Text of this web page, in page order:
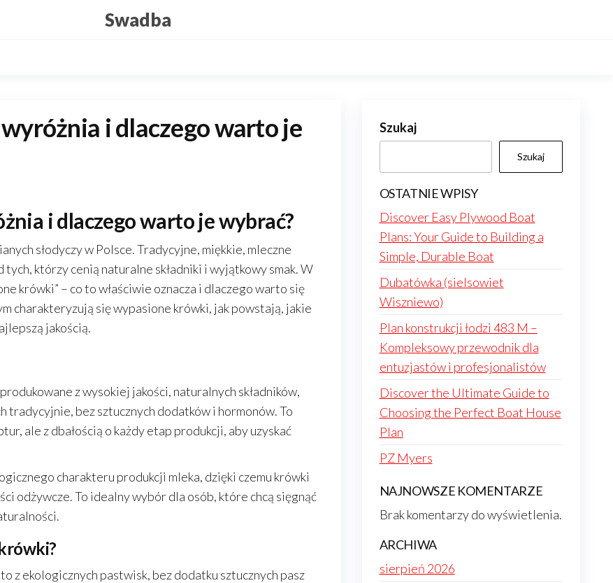
Swadba
i dlaczego warto je
i dlaczego warto je wybrać?
słodyczy w Polsce. Tradycyjne, miękkie, mleczne
którzy cenią naturalne składniki i wyjątkowy smak. W
krówki” – co to właściwie oznacza i dlaczego warto się
charakteryzują się wypasione krówki, jak powstają, jakie
jakością.
z wysokiej jakości, naturalnych składników,
tradycyjnie, bez sztucznych dodatków i hormonów. To
ale z dbałością o każdy etap produkcji, aby uzyskać
charakteru produkcji mleka, dzięki czemu krówki
odżywcze. To idealny wybór dla osób, które chcą sięgnąć
z ekologicznych pastwisk, bez dodatku sztucznych pasz
Szukaj
Szukaj
OSTATNIE WPISY
Discover Easy Plywood Boat
Plans: Your Guide to Building a
Simple, Durable Boat
Dubatówka (sielsowiet
Wiszniewo)
Plan konstrukcji łodzi 483 M –
Kompleksowy przewodnik dla
entuzjastów i profesjonalistów
Discover the Ultimate Guide to
Choosing the Perfect Boat House
Plan
PZ Myers
NAJNOWSZE KOMENTARZE
Brak komentarzy do wyświetlenia.
ARCHIWA
sierpień 2026